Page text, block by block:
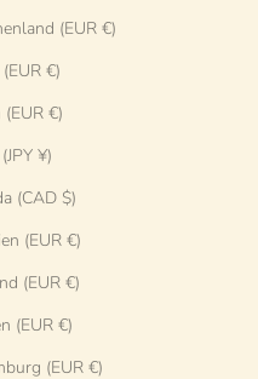
(EUR €)
€)
€)
¥)
(CAD $)
(EUR €)
(EUR €)
(EUR €)
(EUR €)